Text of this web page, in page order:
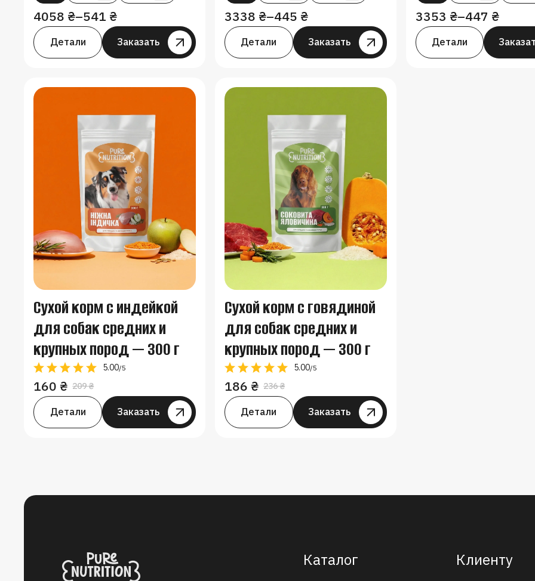
541 ₴
–
4058 ₴
Детали Заказать Заказать
445 ₴
–
3338 ₴
Детали Заказать Заказать
447 ₴
–
3353 ₴
Детали
Сухой корм с индейкой
для собак средних и
крупных пород — 300 г
5.00/5
209₴Первоначальная
цена
составляла
209 ₴.
160 ₴ Текущая
цена:
160 ₴.
Детали Заказать Заказать
Сухой корм с говядиной
для собак средних и
крупных пород — 300 г
5.00/5
236₴Первоначальная
цена
составляла
236 ₴.
186 ₴ Текущая
цена:
186 ₴.
Детали Заказать
Каталог Клиенту